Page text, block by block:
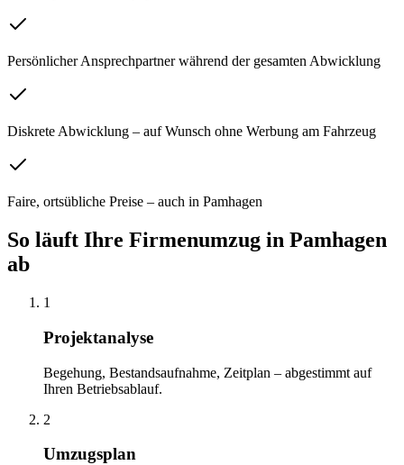
Persönlicher Ansprechpartner während der gesamten Abwicklung
Diskrete Abwicklung – auf Wunsch ohne Werbung am Fahrzeug
Faire, ortsübliche Preise – auch in Pamhagen
So läuft Ihre Firmenumzug in Pamhagen
ab
1
Projektanalyse
Begehung, Bestandsaufnahme, Zeitplan – abgestimmt auf
Ihren Betriebsablauf.
2
Umzugsplan